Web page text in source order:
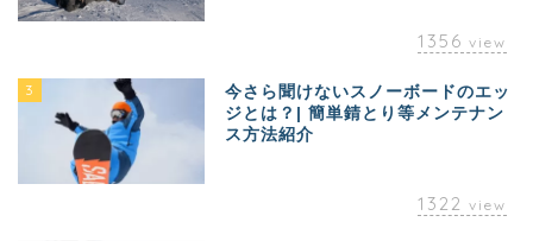
1356 view
3
今さら聞けないスノーボードのエッ
ジとは？| 簡単錆とり等メンテナン
ス方法紹介
1322 view